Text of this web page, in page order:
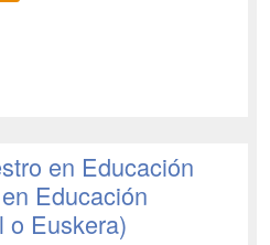
en Educación
Educación
o Euskera)